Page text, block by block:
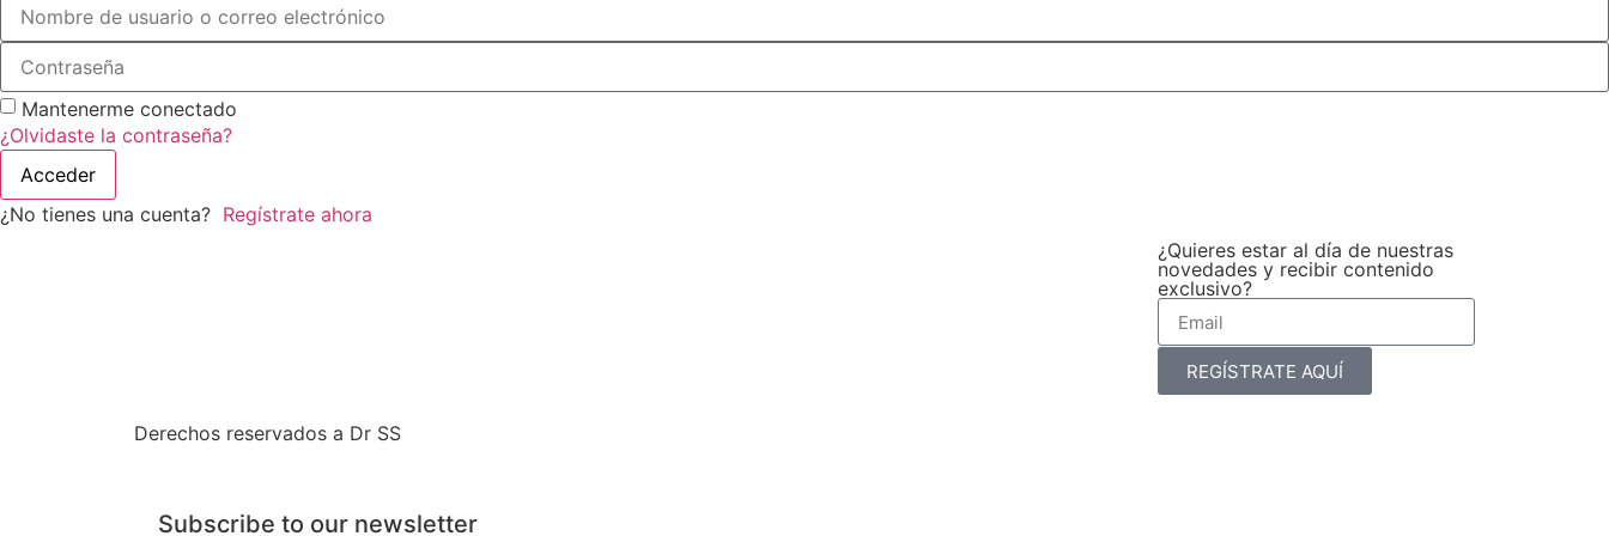
Mantenerme conectado
¿Olvidaste la contraseña?
Acceder
¿No tienes una cuenta? Regístrate ahora
¿Quieres estar al día de nuestras
novedades y recibir contenido
exclusivo?
REGÍSTRATE AQUÍ
Derechos reservados a Dr SS
Subscribe to our newsletter